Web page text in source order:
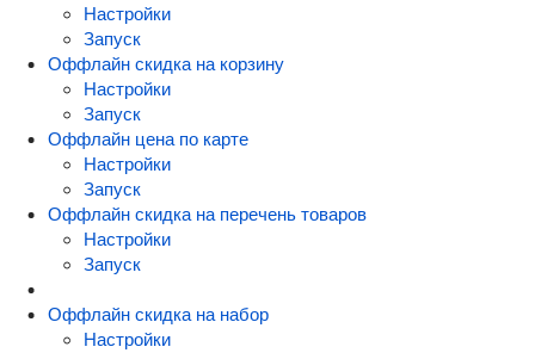
Настройки
Запуск
Оффлайн скидка на корзину
Настройки
Запуск
Оффлайн цена по карте
Настройки
Запуск
Оффлайн скидка на перечень товаров
Настройки
Запуск
Оффлайн скидка на набор
Настройки